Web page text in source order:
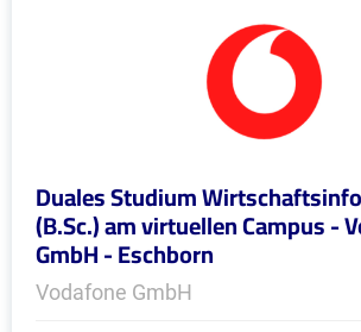
Duales Studium
(B.Sc.) am virtuellen Campus -
GmbH - Eschborn
Vodafone GmbH